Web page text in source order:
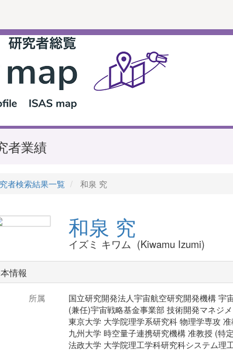
者業績
者検索結果一覧 和泉 究
和泉 究
イズミ キワム (Kiwamu Izumi)
情報
所属
国立研究開発法人宇宙航空研究開発機構 宇
(兼任)宇宙戦略基金事業部 技術開発マネジ
東京大学 大学院理学系研究科 物理学専攻
九州大学 時空量子連携研究機構 准教授 (特
法政大学 大学院理工学科研究科システム理